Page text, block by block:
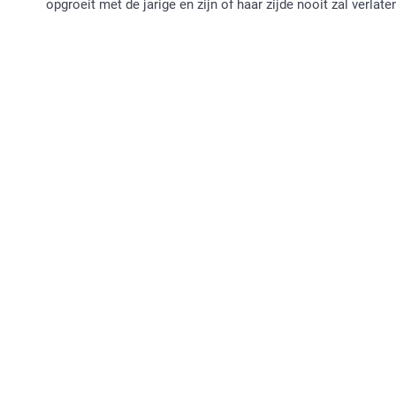
opgroeit met de jarige en zijn of haar zijde nooit zal